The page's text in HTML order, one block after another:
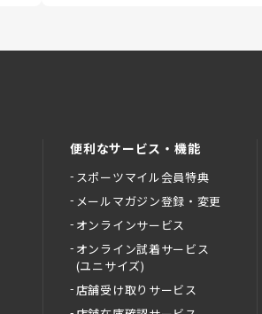
便利なサービス・機能
スポーツマイル会員特典
メールマガジン登録・変更
オンラインサービス
オンライン試着サービス
(ユニサイズ)
店舗受け取りサービス